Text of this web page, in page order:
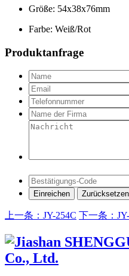
Größe: 54x38x76mm
Farbe: Weiß/Rot
Produktanfrage
上一条：JY-254C 下一条：